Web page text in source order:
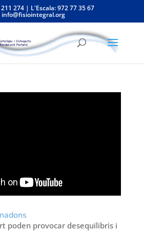
274 | L'Escala: 972 77 35 67
info@fisiointegral.org
poden provocar desequilibris i